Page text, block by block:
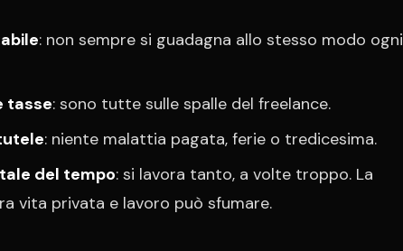
: non sempre si guadagna allo stesso modo ogni
tasse: sono tutte sulle spalle del freelance.
: niente malattia pagata, ferie o tredicesima.
del tempo: si lavora tanto, a volte troppo. La
vita privata e lavoro può sfumare.